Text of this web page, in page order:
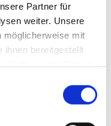
Partner für
weiter. Unsere
möglicherweise mit
ihnen bereitgestellt
Nutzung der Dienste